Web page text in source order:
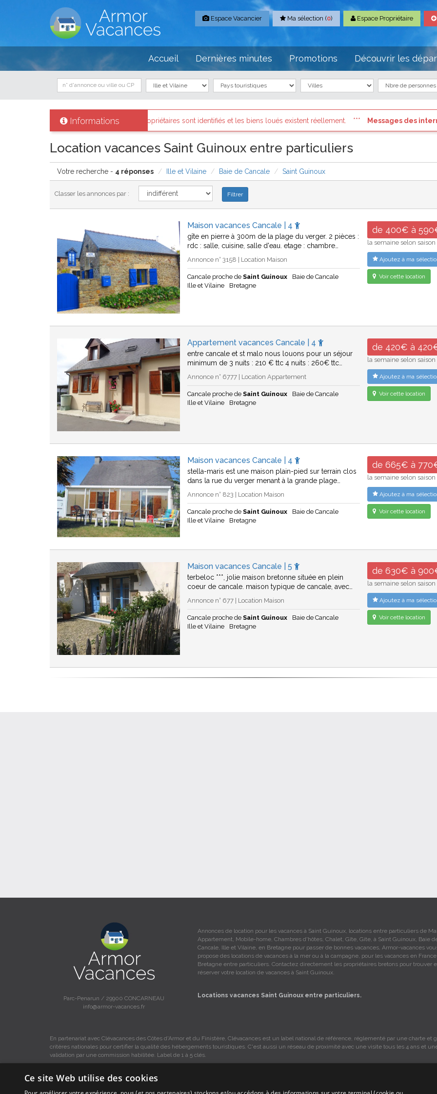
Espace Vacancier Ma sélection (0) Espace Propriétaire
Accueil Dernières minutes Promotions Découvrir les
Informations
: Tous les propriétaires sont identifiés et les biens loués existent réellement. Messages des internautes pressés:
Location vacances Saint Guinoux entre particuliers
Votre recherche - 4 réponses Ille et Vilaine Baie de Cancale Saint Guinoux
Classer les annonces par :
Maison vacances Cancale | 4
gîte en pierre à 300m de la plage du verger. 2 pièces :
rdc : salle, cuisine, salle d'eau. etage : chambre…
Annonce n° 3158 | Location Maison
Cancale proche deSaint Guinoux
Baie de Cancale
Ille et Vilaine
Bretagne
de 400€ à
la semaine selon saison
Ajoutez à ma
Voir cette location
Appartement vacances Cancale | 4
entre cancale et st malo nous louons pour un séjour
minimum de 3 nuits : 210 € ttc 4 nuits : 260€ ttc…
Annonce n° 6777 | Location Appartement
Cancale proche deSaint Guinoux
Baie de Cancale
Ille et Vilaine
Bretagne
de 420€ à
la semaine selon saison
Ajoutez à ma
Voir cette location
Maison vacances Cancale | 4
stella-maris est une maison plain-pied sur terrain clos
dans la rue du verger menant à la grande plage…
Annonce n° 823 | Location Maison
Cancale proche deSaint Guinoux
Baie de Cancale
Ille et Vilaine
Bretagne
de 665€ à
la semaine selon saison
Ajoutez à ma
Voir cette location
Maison vacances Cancale | 5
terbeloc ***, jolie maison bretonne située en plein
coeur de cancale. maison typique de cancale, avec…
Annonce n° 677 | Location Maison
Cancale proche deSaint Guinoux
Baie de Cancale
Ille et Vilaine
Bretagne
de 630€ à
la semaine selon saison
Ajoutez à ma
Voir cette location
Parc-Penarun / 29900 CONCARNEAU
info@armor-vacances.fr
Annonces de location pour les vacances à Saint Guinoux, locations entre particuliers de
Appartement, Mobile-home, Chambres d'hôtes, Chalet, Gîte, Gite, à Saint Guinoux, Baie
Cancale, Ille et Vilaine, en Bretagne pour passer de bonnes vacances, Armor-vacances
propose des locations de vacances à la mer ou à la campagne, pour les vacances en
Bretagne entre particuliers. Contactez directement les propriétaires bretons pour trouver
réserver votre location de vacances à Saint Guinoux.
Locations vacances Saint Guinoux entre particuliers.
En partenariat avec Clévacances des Côtes d'Armor et du Finistère, Clévacances est un label national de référence, réglementé par une charte et
critères nationales pour certifier la qualité des hébergements touristiques. C'est aussi un réseau de proximité avec une visite tous les 4 ans et
validation par une commission habilitée. Label de 1 à 5 clés.
Ce site Web utilise des cookies